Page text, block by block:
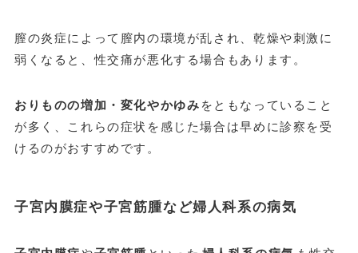
膣の炎症によって膣内の環境が乱され、乾燥や刺激に
弱くなると、性交痛が悪化する場合もあります。
おりものの増加・変化やかゆみ をともなっていること
が多く、これらの症状を感じた場合は早めに診察を受
けるのがおすすめです。
子宮内膜症や子宮筋腫など婦人科系の病気